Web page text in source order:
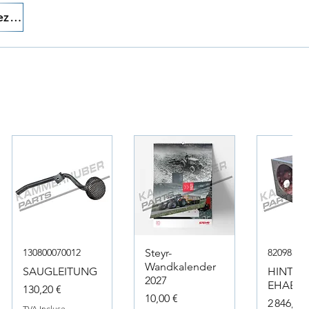
Appelez-nous!
130800070012
SAUGLEITUNG
Prix
130,20 €
Steyr-
Wandkalender
2027
Prix
10,00 €
Prix
2 846,40